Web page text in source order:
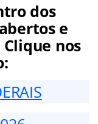
dos
e
nos